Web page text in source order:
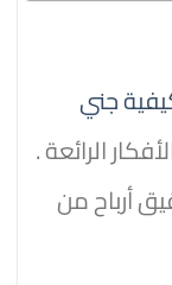
جني
الرائعة .
أرباح من